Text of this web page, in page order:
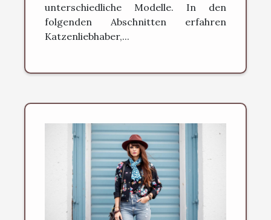
unterschiedliche Modelle. In den
folgenden Abschnitten erfahren
Katzenliebhaber,...